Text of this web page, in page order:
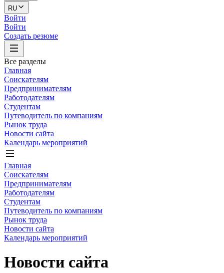
RU
Войти
Войти
Создать резюме
Все разделы
Главная
Соискателям
Предпринимателям
Работодателям
Студентам
Путеводитель по компаниям
Рынок труда
Новости сайта
Календарь мероприятий
Главная
Соискателям
Предпринимателям
Работодателям
Студентам
Путеводитель по компаниям
Рынок труда
Новости сайта
Календарь мероприятий
Новости сайта